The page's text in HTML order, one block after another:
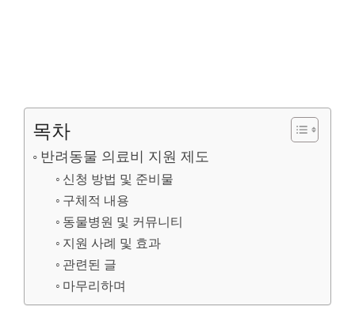
목차
반려동물 의료비 지원 제도
신청 방법 및 준비물
구체적 내용
동물병원 및 커뮤니티
지원 사례 및 효과
관련된 글
마무리하며